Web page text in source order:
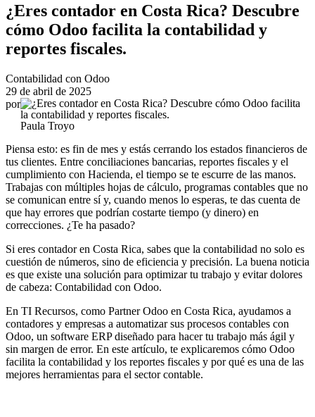
¿Eres contador en Costa Rica? Descubre
cómo Odoo facilita la contabilidad y
reportes fiscales.
Contabilidad con Odoo
29 de abril de 2025
por
Paula Troyo
Piensa esto: es fin de mes y estás cerrando los estados financieros de
tus clientes. Entre conciliaciones bancarias, reportes fiscales y el
cumplimiento con Hacienda, el tiempo se te escurre de las manos.
Trabajas con múltiples hojas de cálculo, programas contables que no
se comunican entre sí y, cuando menos lo esperas, te das cuenta de
que hay errores que podrían costarte tiempo (y dinero) en
correcciones. ¿Te ha pasado?
Si eres contador en Costa Rica, sabes que la contabilidad no solo es
cuestión de números, sino de eficiencia y precisión. La buena noticia
es que existe una solución para optimizar tu trabajo y evitar dolores
de cabeza: Contabilidad con Odoo.
En TI Recursos, como Partner Odoo en Costa Rica, ayudamos a
contadores y empresas a automatizar sus procesos contables con
Odoo, un software ERP diseñado para hacer tu trabajo más ágil y
sin margen de error. En este artículo, te explicaremos cómo Odoo
facilita la contabilidad y los reportes fiscales y por qué es una de las
mejores herramientas para el sector contable.